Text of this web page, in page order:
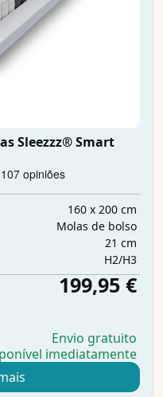
Sleezzz® Smart
160 x 200 cm
Molas de bolso
21 cm
H2/H3
199,95 €
Envio gratuito
imediatamente